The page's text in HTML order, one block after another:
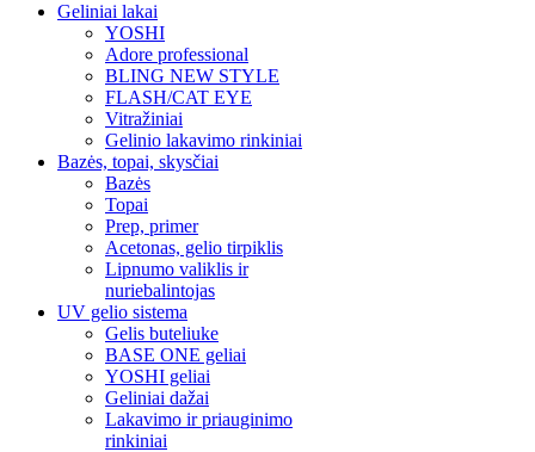
Geliniai lakai
YOSHI
Adore professional
BLING NEW STYLE
FLASH/CAT EYE
Vitražiniai
Gelinio lakavimo rinkiniai
Bazės, topai, skysčiai
Bazės
Topai
Prep, primer
Acetonas, gelio tirpiklis
Lipnumo valiklis ir
nuriebalintojas
UV gelio sistema
Gelis buteliuke
BASE ONE geliai
YOSHI geliai
Geliniai dažai
Lakavimo ir priauginimo
rinkiniai